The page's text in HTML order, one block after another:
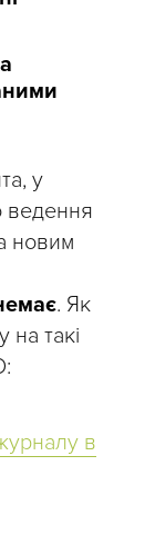
у
ведення
новим
. Як
такі
в